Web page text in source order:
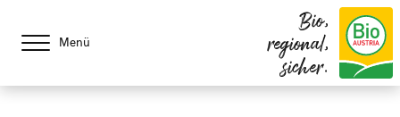
Menü
Bio,
regional,
sicher.